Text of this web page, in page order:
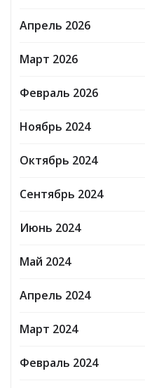
Апрель 2026
Март 2026
Февраль 2026
Ноябрь 2024
Октябрь 2024
Сентябрь 2024
Июнь 2024
Май 2024
Апрель 2024
Март 2024
Февраль 2024